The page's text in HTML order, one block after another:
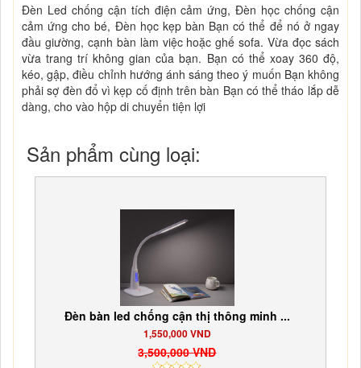
Đèn Led chống cận tích điện cảm ứng, Đèn học chống cận
cảm ứng cho bé, Đèn học kẹp bàn Bạn có thể để nó ở ngay
đầu giường, cạnh bàn làm việc hoặc ghế sofa. Vừa đọc sách
vừa trang trí không gian của bạn. Bạn có thể xoay 360 độ,
kéo, gập, điều chỉnh hướng ánh sáng theo ý muốn Bạn không
phải sợ đèn đổ vì kẹp cố định trên bàn Bạn có thể tháo lắp dễ
dàng, cho vào hộp di chuyển tiện lợi
Sản phẩm cùng loại:
Đèn bàn led chống cận thị thông minh ...
1,550,000 VND
3,500,000 VND